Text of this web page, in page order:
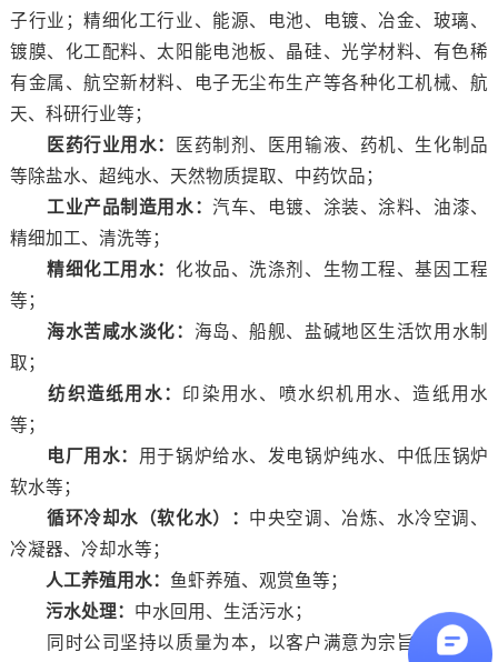
子行业；精细化工行业、能源、电池、电镀、冶金、玻璃、
镀膜、化工配料、太阳能电池板、晶硅、光学材料、有色稀
有金属、航空新材料、电子无尘布生产等各种化工机械、航
天、科研行业等；
医药行业用水：
医药制剂、医用输液、药机、生化制品
等除盐水、超纯水、天然物质提取、中药饮品；
工业产品制造用水：汽车、电镀、涂装、涂料、油漆、
精细加工、清洗等；
精细化工用水：化妆品、洗涤剂、生物工程、基因工程
等；
海水苦咸水淡化： 海岛、船舰、盐碱地区生活饮用水制
取；
纺织造纸用水： 印染用水、喷水织机用水、造纸用水
等；
电厂用水： 用于锅炉给水、发电锅炉纯水、中低压锅炉
软水等；
循环冷却水（软化水）： 中央空调、冶炼、水冷空调、
冷凝器、冷却水等；
人工养殖用水： 鱼虾养殖、观赏鱼等；
污水处理： 中水回用、生活污水；
同时公司坚持以质量为本，以客户满意为宗旨，不断提